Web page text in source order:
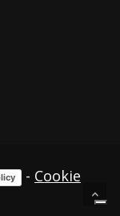
- Cookie